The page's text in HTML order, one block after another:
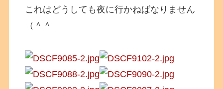
これはどうしても夜に行かねばなりません
（＾＾